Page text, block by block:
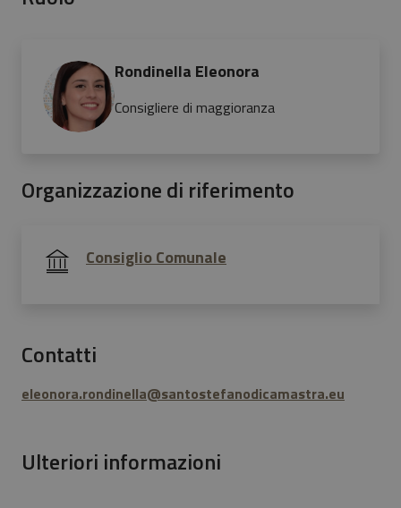
Rondinella Eleonora
Consigliere di maggioranza
Organizzazione di riferimento
Consiglio Comunale
Contatti
eleonora.rondinella@santostefanodicamastra.eu
Ulteriori informazioni